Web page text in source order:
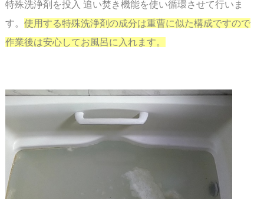
特殊洗浄剤を投入 追い焚き機能を使い循環させて行いま
す。 使用する特殊洗浄剤の成分は重曹に似た構成ですので
作業後は安心してお風呂に入れます。